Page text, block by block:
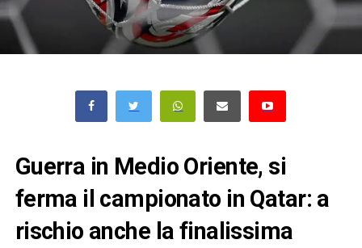
Guerra in Medio Oriente, si
ferma il campionato in Qatar: a
rischio anche la finalissima